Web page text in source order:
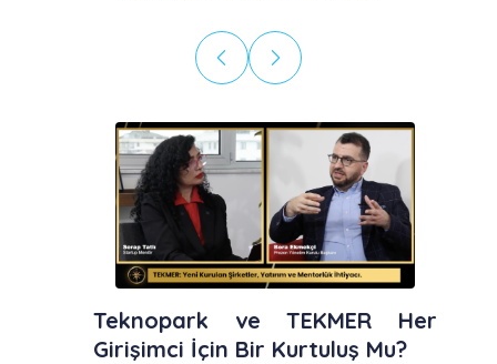
Teknopark ve TEKMER Her
Girişimci İçin Bir Kurtuluş Mu?